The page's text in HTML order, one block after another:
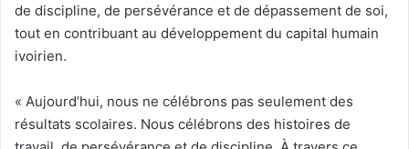
de discipline, de persévérance et de dépassement de soi,
tout en contribuant au développement du capital humain
ivoirien.
« Aujourd’hui, nous ne célébrons pas seulement des
résultats scolaires. Nous célébrons des histoires de